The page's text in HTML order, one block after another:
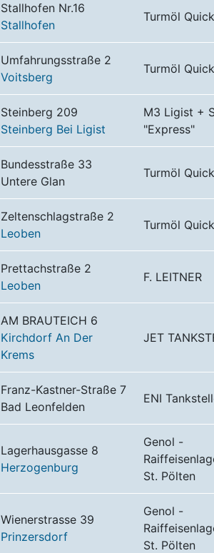
Stallhofen Nr.16
Stallhofen
Turmöl Quick
Umfahrungsstraße 2
Voitsberg
Turmöl Quick
Steinberg 209
Steinberg Bei Ligist
M3 Ligist +
"Express"
Bundesstraße 33
Untere Glan
Turmöl Quick
Zeltenschlagstraße 2
Leoben
Turmöl Quick
Prettachstraße 2
Leoben
F. LEITNER
AM BRAUTEICH 6
Kirchdorf An Der
Krems
JET
Franz-Kastner-Straße 7
Bad Leonfelden
ENI
Lagerhausgasse 8
Herzogenburg
Genol -
St. Pölten
Wienerstrasse 39
Prinzersdorf
Genol -
St. Pölten